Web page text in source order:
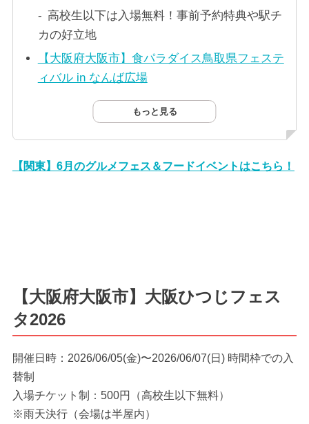
高校生以下は入場無料！事前予約特典や駅チ
カの好立地
【大阪府大阪市】食パラダイス鳥取県フェステ
ィバル in なんば広場
もっと見る
【関東】6月のグルメフェス＆フードイベントはこちら！
【大阪府大阪市】大阪ひつじフェス
タ2026
開催日時：2026/06/05(金)〜2026/06/07(日) 時間枠での入
替制
入場チケット制：500円（高校生以下無料）
※雨天決行（会場は半屋内）